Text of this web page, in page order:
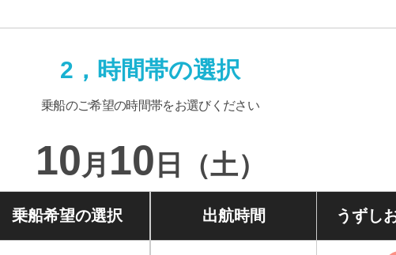
2，時間帯の選択
乗船のご希望の時間帯をお選びください
10 月 10 日（土）
乗船希望の選択 出航時間 うずし